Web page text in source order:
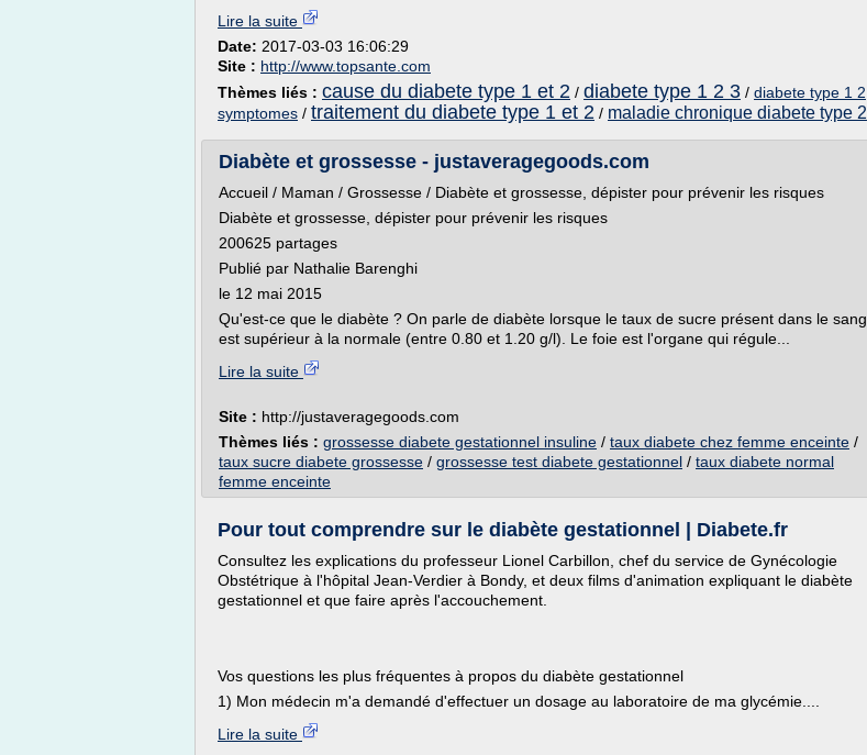
Lire la suite
Date: 2017-03-03 16:06:29
Site : http://www.topsante.com
Thèmes liés : cause du diabete type 1 et 2 / diabete type 1 2 3 / diabete type 1 2
symptomes / traitement du diabete type 1 et 2 / maladie chronique diabete type 2
Diabète et grossesse - justaveragegoods.com
Accueil / Maman / Grossesse / Diabète et grossesse, dépister pour prévenir les risques
Diabète et grossesse, dépister pour prévenir les risques
200625 partages
Publié par Nathalie Barenghi
le 12 mai 2015
Qu'est-ce que le diabète ? On parle de diabète lorsque le taux de sucre présent dans le sang
est supérieur à la normale (entre 0.80 et 1.20 g/l). Le foie est l'organe qui régule...
Lire la suite
Site : http://justaveragegoods.com
Thèmes liés : grossesse diabete gestationnel insuline / taux diabete chez femme enceinte /
taux sucre diabete grossesse / grossesse test diabete gestationnel / taux diabete normal
femme enceinte
Pour tout comprendre sur le diabète gestationnel | Diabete.fr
Consultez les explications du professeur Lionel Carbillon, chef du service de Gynécologie
Obstétrique à l'hôpital Jean-Verdier à Bondy, et deux films d'animation expliquant le diabète
gestationnel et que faire après l'accouchement.
Vos questions les plus fréquentes à propos du diabète gestationnel
1) Mon médecin m'a demandé d'effectuer un dosage au laboratoire de ma glycémie....
Lire la suite